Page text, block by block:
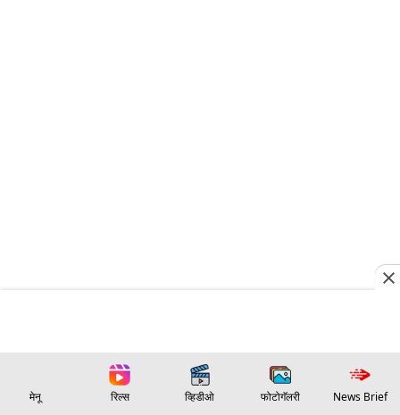
मेनू रिल्स व्हिडीओ फोटोगॅलरी News Brief